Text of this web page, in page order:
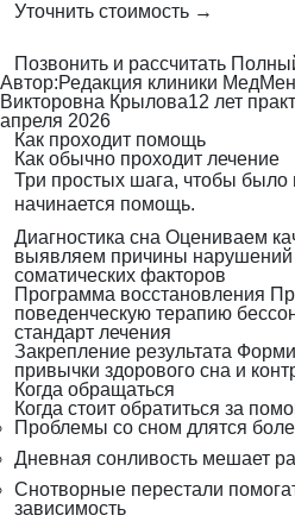
Уточнить стоимость →
Позвонить и рассчитать
Автор:Редакция клиники
Викторовна Крылова12 лет
апреля 2026
Как проходит помощь
Как обычно проходит лечение
Три простых шага, чтобы было
начинается помощь.
Диагностика сна Оцениваем
выявляем причины нарушений
соматических факторов
Программа восстановления
поведенческую терапию
стандарт лечения
Закрепление результата
привычки здорового сна и
Когда обращаться
Когда стоит обратиться за
Проблемы со сном длятся
Дневная сонливость мешает
Снотворные перестали
зависимость